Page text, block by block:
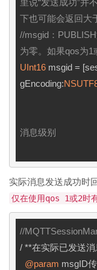
里说“发送成功”并
下也可能会返回大
//msgid：
为零。如果qos为1
UInt16 msgid =
gEncoding:
消息级别
实际消息发送成功时
仅在使用qos 1或2时
//
/ **在实际已发送
@param msgID